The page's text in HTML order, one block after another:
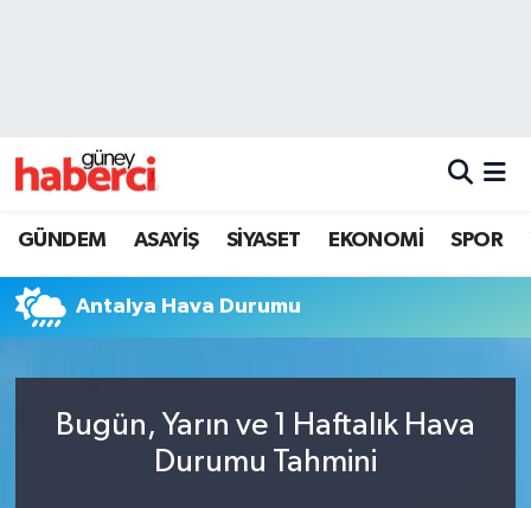
GÜNDEM ASAYİŞ SİYASET EKONOMİ SPOR
Antalya Hava Durumu
Bugün, Yarın ve 1 Haftalık Hava
Durumu Tahmini
Beyoğlu Trafik Yoğunluk Haritası